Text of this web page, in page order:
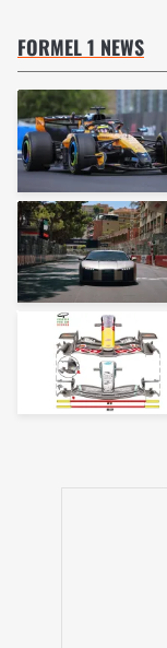
FORMEL 1 NEWS